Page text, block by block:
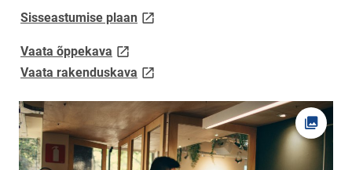
Sisseastumise plaan link opens on new page
Vaata õppekava link opens on new page
Vaata rakenduskava link opens on new page
Ava